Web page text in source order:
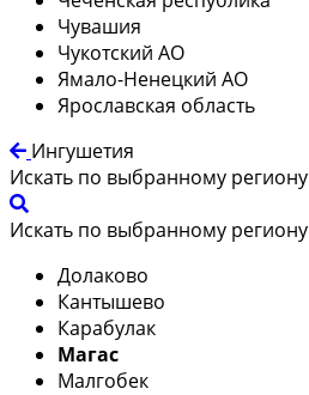
Чувашия
Чукотский АО
Ямало-Ненецкий АО
Ярославская область
Ингушетия
Искать по выбранному региону
Искать по выбранному региону
Долаково
Кантышево
Карабулак
Магас
Малгобек